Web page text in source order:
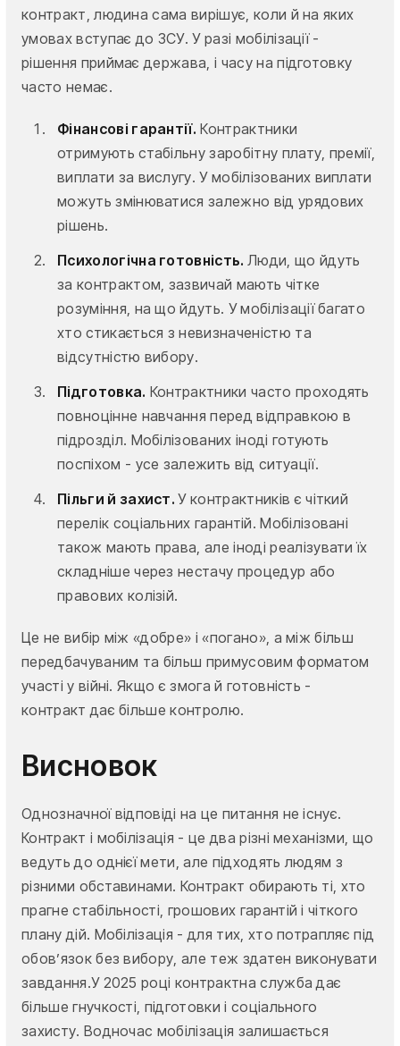
контракт, людина сама вирішує, коли й на яких
умовах вступає до ЗСУ. У разі мобілізації -
рішення приймає держава, і часу на підготовку
часто немає.
Фінансові гарантії. Контрактники
отримують стабільну заробітну плату, премії,
виплати за вислугу. У мобілізованих виплати
можуть змінюватися залежно від урядових
рішень.
Психологічна готовність. Люди, що йдуть
за контрактом, зазвичай мають чітке
розуміння, на що йдуть. У мобілізації багато
хто стикається з невизначеністю та
відсутністю вибору.
Підготовка. Контрактники часто проходять
повноцінне навчання перед відправкою в
підрозділ. Мобілізованих іноді готують
поспіхом - усе залежить від ситуації.
Пільги й захист.У контрактників є чіткий
перелік соціальних гарантій. Мобілізовані
також мають права, але іноді реалізувати їх
складніше через нестачу процедур або
правових колізій.
Це не вибір між «добре» і «погано», а між більш
передбачуваним та більш примусовим форматом
участі у війні. Якщо є змога й готовність -
контракт дає більше контролю.
Висновок
Однозначної відповіді на це питання не існує.
Контракт і мобілізація - це два різні механізми, що
ведуть до однієї мети, але підходять людям з
різними обставинами. Контракт обирають ті, хто
прагне стабільності, грошових гарантій і чіткого
плану дій. Мобілізація - для тих, хто потрапляє під
обов’язок без вибору, але теж здатен виконувати
завдання.У 2025 році контрактна служба дає
більше гнучкості, підготовки і соціального
захисту. Водночас мобілізація залишається